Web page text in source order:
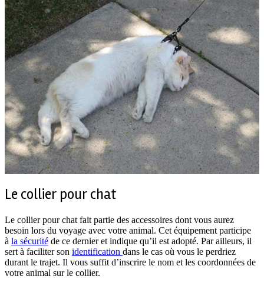
Le collier pour chat
Le collier pour chat fait partie des accessoires dont vous aurez
besoin lors du voyage avec votre animal. Cet équipement participe
à la sécurité de ce dernier et indique qu’il est adopté. Par ailleurs, il
sert à faciliter son identification dans le cas où vous le perdriez
durant le trajet. Il vous suffit d’inscrire le nom et les coordonnées de
votre animal sur le collier.